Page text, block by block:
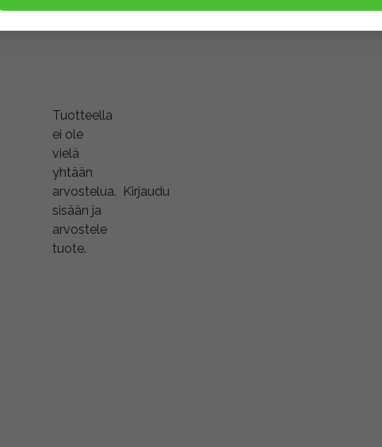
Tuotteella
ei ole
vielä
yhtään
arvostelua. Kirjaudu
sisään ja
arvostele
tuote.